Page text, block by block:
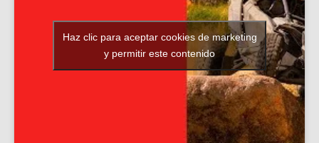
Haz clic para aceptar cookies de marketing
y permitir este contenido